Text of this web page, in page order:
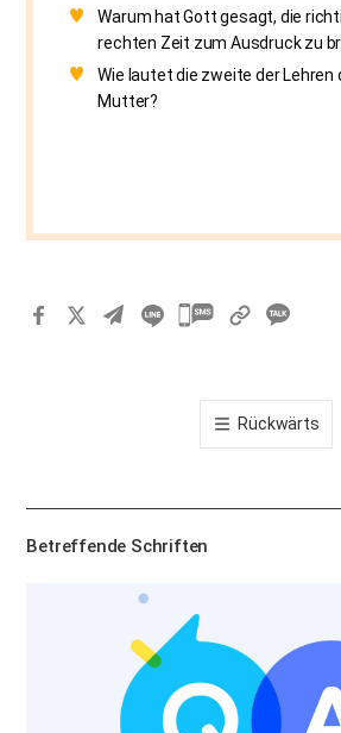
Warum hat Gott gesagt, die
rechten Zeit zum Ausdruck zu
Wie lautet die zweite der Lehren
Mutter?
카
톡
공
기
Rückwärts
Betreffende Schriften